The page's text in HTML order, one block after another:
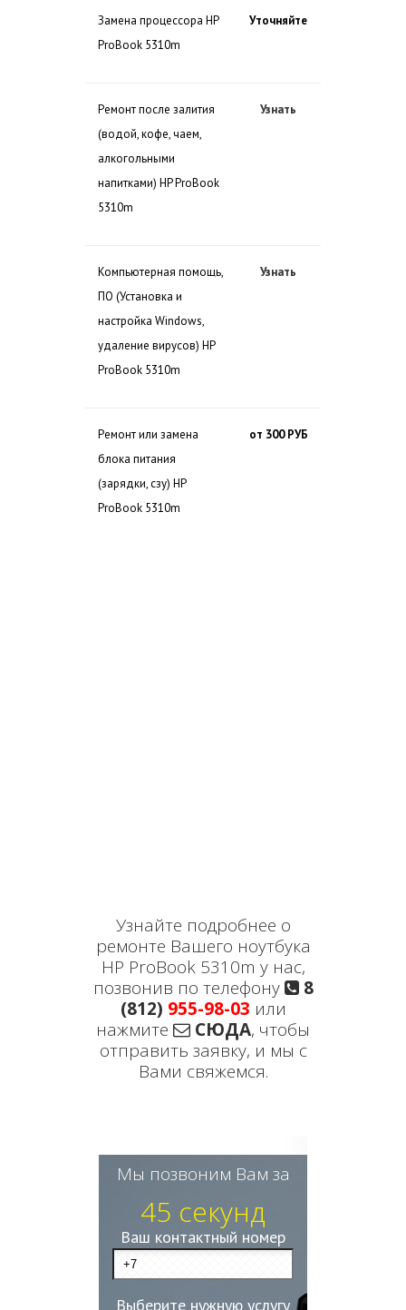
Замена процессора HP
ProBook 5310m
Уточняйте
Ремонт после залития
(водой, кофе, чаем,
алкогольными
напитками) HP ProBook
5310m
Узнать
Компьютерная помощь,
ПО (Установка и
настройка Windows,
удаление вирусов) HP
ProBook 5310m
Узнать
Ремонт или замена
блока питания
(зарядки, сзу) HP
ProBook 5310m
от 300 РУБ
Узнайте подробнее о
ремонте Вашего ноутбука
HP ProBook 5310m у нас,
позвонив по телефону
8
(812) 955-98-03 или
нажмите
СЮДА, чтобы
отправить заявку, и мы с
Вами свяжемся.
Мы позвоним Вам за
45 секунд
Ваш контактный номер
Выберите нужную услугу